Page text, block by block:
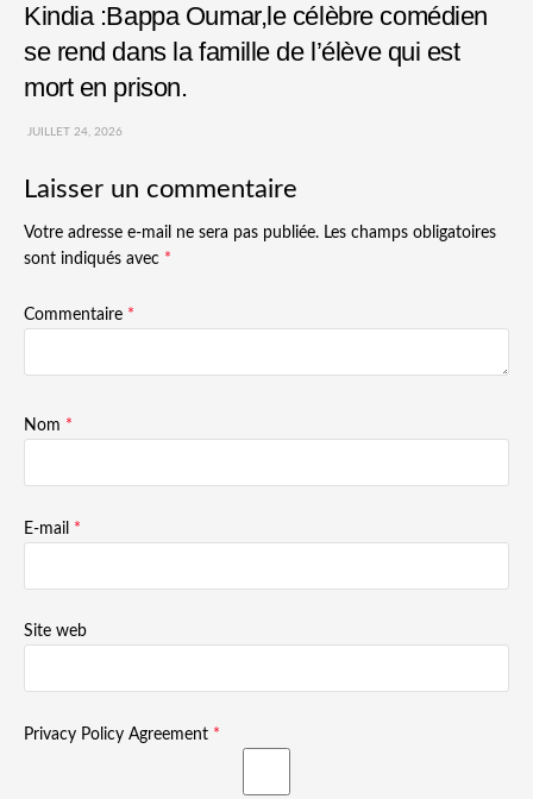
Kindia :Bappa Oumar,le célèbre comédien
se rend dans la famille de l’élève qui est
mort en prison.
JUILLET 24, 2026
Laisser un commentaire
Votre adresse e-mail ne sera pas publiée. Les champs obligatoires
sont indiqués avec *
Commentaire *
Nom *
E-mail *
Site web
Privacy Policy Agreement *